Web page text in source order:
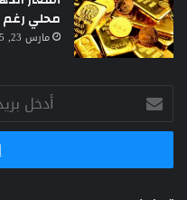
محلي رغم
مارس 23, 2025 3:30 ص
أدخل
بريدك
الإلكتروني